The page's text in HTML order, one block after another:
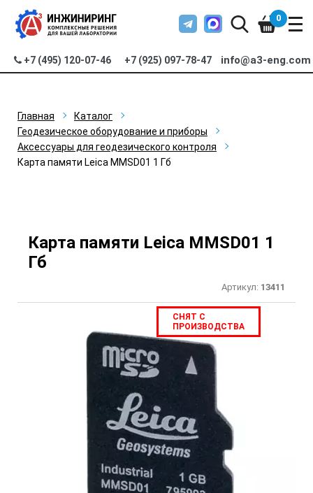
+7 (495) 120-07-46 +7 (925) 097-78-47 info@a3-eng.com
0
Главная
Каталог
Геодезическое оборудование и приборы
Аксессуары для геодезического контроля
Карта памяти Leica MMSD01 1 Гб
Карта памяти Leica MMSD01 1
Гб
Артикул: 13411
СНЯТ С
ПРОИЗВОДСТВА